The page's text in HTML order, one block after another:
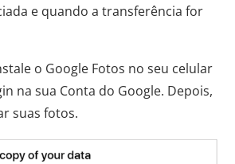
e quando a transferência for
o Google Fotos no seu celular
na sua Conta do Google. Depois,
suas fotos.